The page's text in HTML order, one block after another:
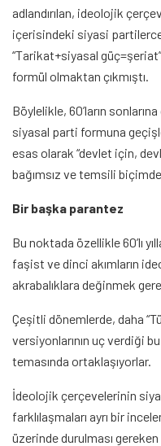
adlandırılan, ideolojik
içerisindeki siyasi
“Tarikat+siyasal
formül olmaktan çıkmıştı.
Böylelikle, 60’ların
siyasal parti formuna
esas olarak “devlet için,
bağımsız ve temsili
Bir başka parantez
Bu noktada özellikle 60’lı
faşist ve dinci akımların
akrabalıklara değinmek
Çeşitli dönemlerde, daha
versiyonlarının uç verdiği
temasında ortaklaşıyorlar.
İdeolojik çerçevelerinin
farklılaşmaları ayrı bir
üzerinde durulması